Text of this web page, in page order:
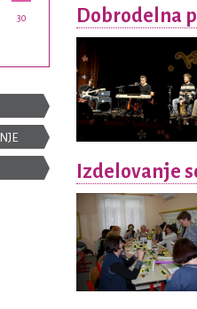
Dobrodelna
Izdelovanje
30